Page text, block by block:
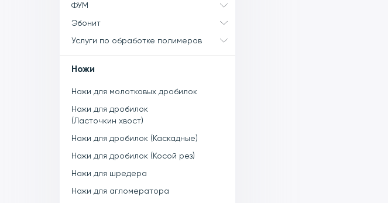
ФУМ
Эбонит
Услуги по обработке полимеров
Ножи
Ножи для молотковых дробилок
Ножи для дробилок
(Ласточкин хвост)
Ножи для дробилок (Каскадные)
Ножи для дробилок (Косой рез)
Ножи для шредера
Ножи для агломератора